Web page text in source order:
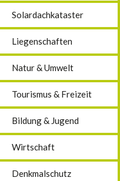
Solardachkataster
Liegenschaften
Natur & Umwelt
Tourismus & Freizeit
Bildung & Jugend
Wirtschaft
Denkmalschutz